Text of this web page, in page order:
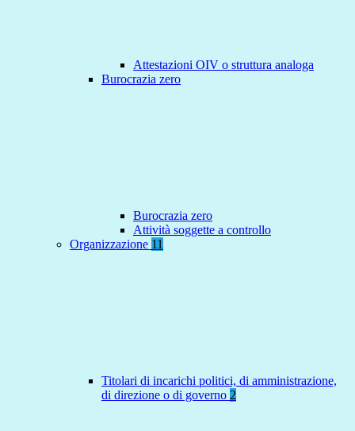
Attestazioni OIV o struttura analoga
Burocrazia zero
Burocrazia zero
Attività soggette a controllo
Organizzazione 11
Titolari di incarichi politici, di amministrazione,
di direzione o di governo 2